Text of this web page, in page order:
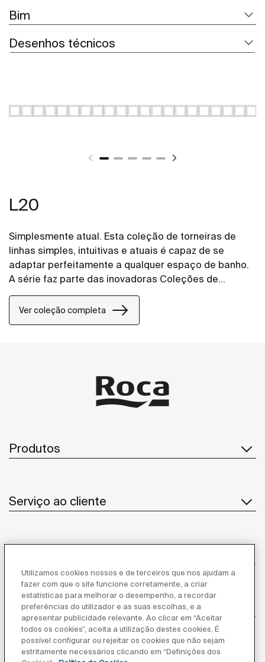
Bim
Desenhos técnicos
L20
Simplesmente atual. Esta coleção de torneiras de
linhas simples, intuitivas e atuais é capaz de se
adaptar perfeitamente a qualquer espaço de banho.
A série faz parte das inovadoras Coleções de
Torneiras Roca que oferecem abertura frontal em
água fria. Com este design transmitem maior
conforto e mínimo consumo de água e energia
Ver coleção completa
Produtos
Serviço ao cliente
Inspiração
Siga-nos
Utilizamos cookies nossos e de terceiros que nos ajudam a
fazer com que o site funcione corretamente, a criar
estatísticas para melhorar o desempenho, a recordar
preferências do utilizador e as suas escolhas, e a
apresentar publicidade relevante. Ao clicar em “Aceitar
todos os cookies”, aceita a utilização destes cookies. É
possível configurar ou rejeitar os cookies que não sejam
estritamente necessários clicando em “Definições dos